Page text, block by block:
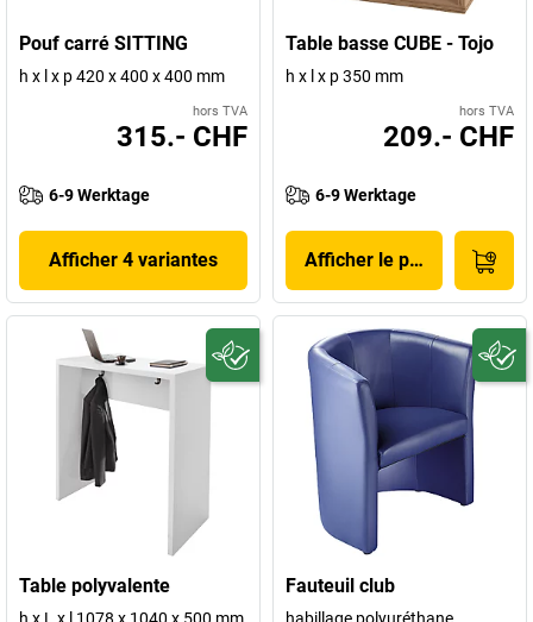
Pouf carré SITTING
h x l x p 420 x 400 x 400 mm
hors TVA
315.- CHF
6-9 Werktage
Afficher 4 variantes
Table basse CUBE - Tojo
h x l x p 350 mm
hors TVA
209.- CHF
6-9 Werktage
Afficher le produit
Table polyvalente Fauteuil club